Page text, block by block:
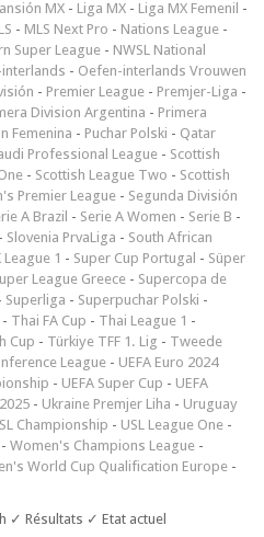
MX - Liga MX - Liga MX Femenil -
- MLS Next Pro - Nations League -
Super League - NWSL National
- Oefen-interlands Vrouwen
- Premier League - Premjer-Liga -
Division Argentina - Primera
Femenina - Puchar Polski - Qatar
Professional League - Scottish
- Scottish League Two - Scottish
Premier League - Segunda División
A Brazil - Serie A Women - Serie B -
- Slovenia PrvaLiga - South African
League 1 - Super Cup Portugal - Süper
League Greece - Supercopa de
Superliga - Superpuchar Polski -
- Thai FA Cup - Thai League 1 -
Cup - Türkiye TFF 1. Lig - Tweede
League - UEFA Euro 2024
- UEFA Super Cup - UEFA
- Ukraine Premjer Liha - Uruguay
Championship - USL League One -
- Women's Champions League -
World Cup Qualification Europe -
✓ Résultats ✓ Etat actuel